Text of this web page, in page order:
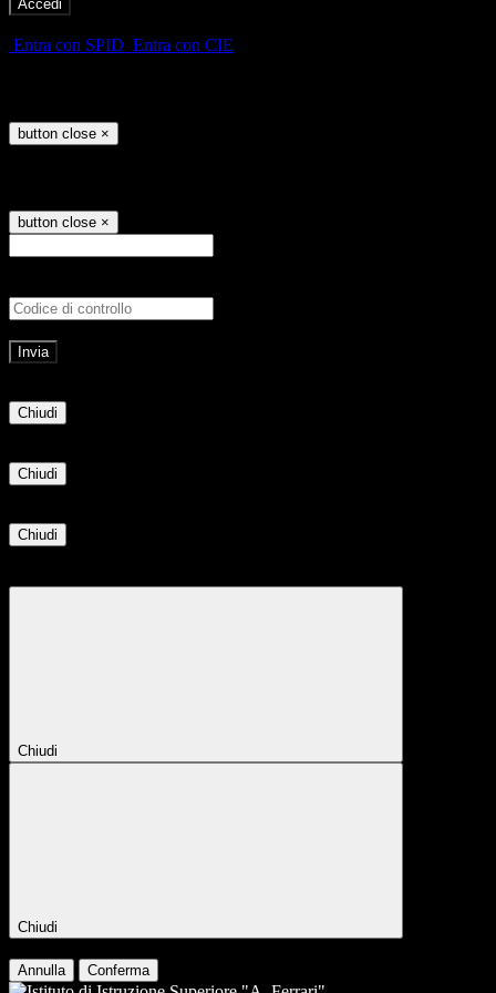
Entra con SPID Entra con CIE
button close ×
button close ×
Chiudi
Chiudi
Chiudi
Chiudi
Chiudi
Annulla Conferma